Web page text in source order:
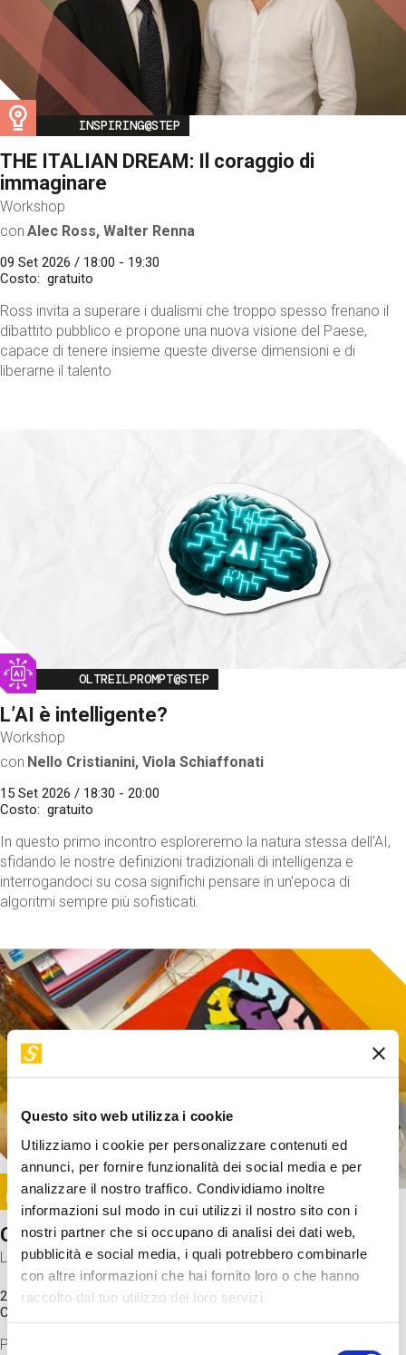
Questo sito web utilizza i cookie
Utilizziamo i cookie per personalizzare contenuti ed
annunci, per fornire funzionalità dei social media e per
analizzare il nostro traffico. Condividiamo inoltre
informazioni sul modo in cui utilizzi il nostro sito con i
nostri partner che si occupano di analisi dei dati web,
pubblicità e social media, i quali potrebbero combinarle
con altre informazioni che hai fornito loro o che hanno
raccolto dal tuo utilizzo dei loro servizi.
Selezione
Image
INSPIRING@STEP
THE ITALIAN DREAM: Il coraggio di
immaginare
Workshop
con Alec Ross, Walter Renna
09 Set 2026 / 18:00 - 19:30
Costo
gratuito
Ross invita a superare i dualismi che troppo spesso frenano il
dibattito pubblico e propone una nuova visione del Paese,
capace di tenere insieme queste diverse dimensioni e di
liberarne il talento
Image
OLTREILPROMPT@STEP
L’AI è intelligente?
Workshop
con Nello Cristianini, Viola Schiaffonati
15 Set 2026 / 18:30 - 20:00
Costo
gratuito
In questo primo incontro esploreremo la natura stessa dell'AI,
sfidando le nostre definizioni tradizionali di intelligenza e
interrogandoci su cosa significhi pensare in un'epoca di
algoritmi sempre più sofisticati.
Image
SUNDAY@STEP
Come funziona il cervello?
Laboratorio
20 Set 2026 / 11:15 - 13:00
Costo
Proveremo a costruire un cervello in cartoncino cercando di